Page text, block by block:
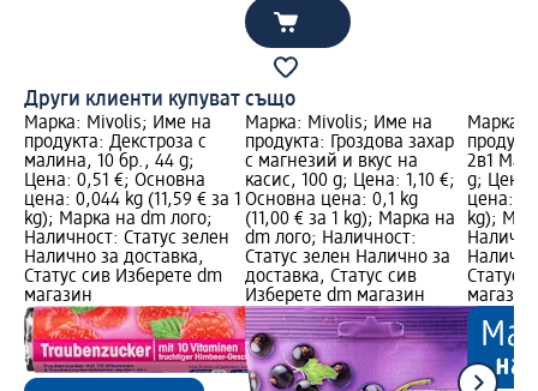
Други клиенти купуват също
Марка: Mivolis; Име на
продукта: Декстроза с
малина, 10 бр., 44 g;
Цена: 0,51 €; Основна
цена: 0,044 kg (11,59 € за 1
kg); Марка на dm лого;
Наличност: Статус зелен
Налично за доставка,
Статус сив Изберете dm
магазин
Марка: Mivolis; Име на
продукта: Гроздова захар
с магнезий и вкус на
касис, 100 g; Цена: 1,10 €;
Основна цена: 0,1 kg
(11,00 € за 1 kg); Марка на
dm лого; Наличност:
Статус зелен Налично за
доставка, Статус сив
Изберете dm магазин
Марка:
2в1
g; Цена:
цена:
kg);
Статус
магазин